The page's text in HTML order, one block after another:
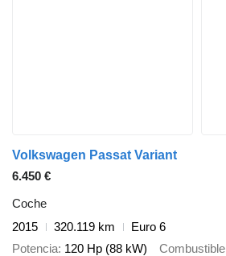
Volkswagen Passat Variant
6.450 €
Coche
2015
320.119 km
Euro 6
Potencia 120 Hp (88 kW) Combustible